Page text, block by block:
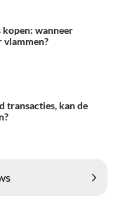
wanneer
vlammen?
transacties, kan de